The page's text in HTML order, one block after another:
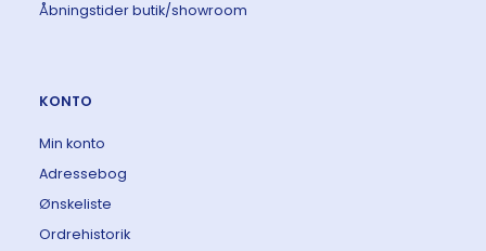
Åbningstider butik/showroom
KONTO
Min konto
Adressebog
Ønskeliste
Ordrehistorik